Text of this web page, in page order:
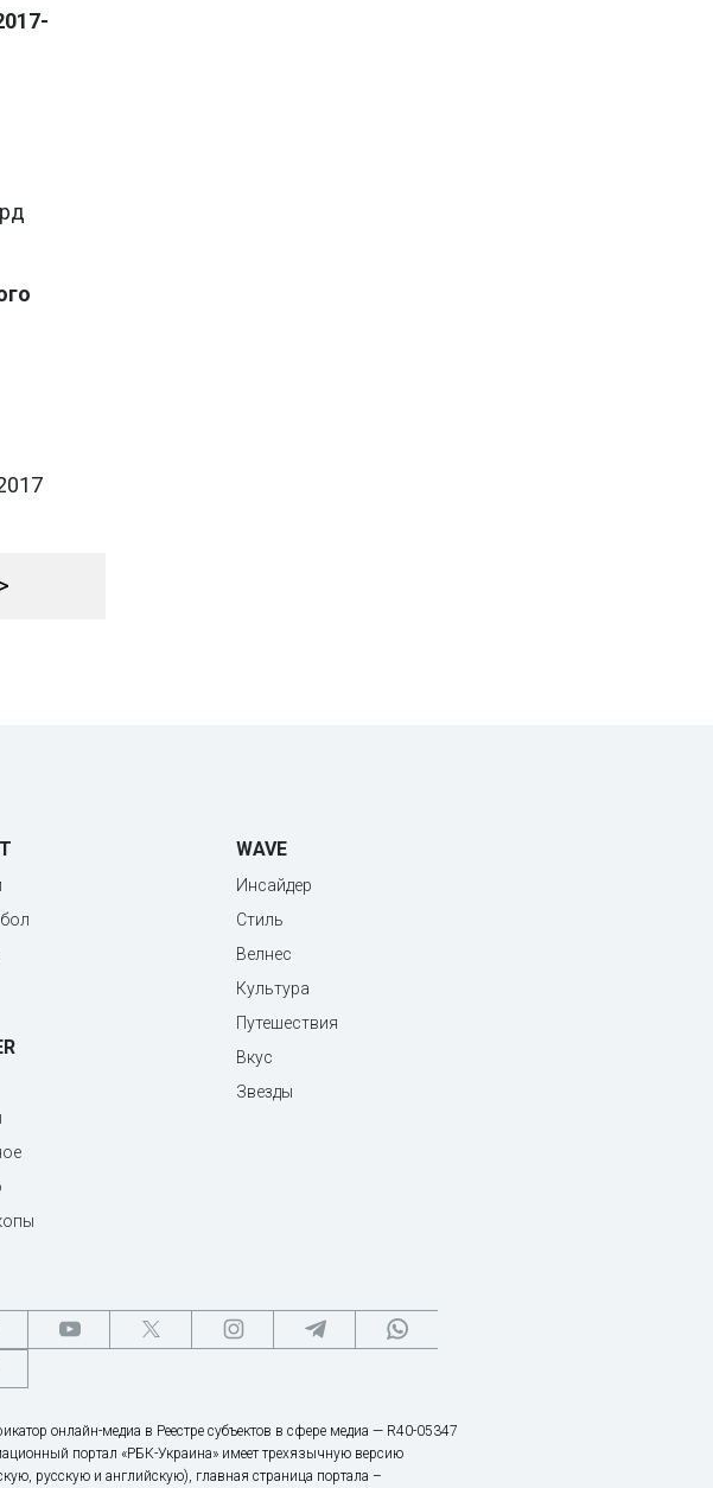
WAVE
Инсайдер
Стиль
Велнес
Культура
Путешествия
Вкус
Звезды
онлайн-медиа в Реестре субъектов в сфере медиа — R40-05347
портал «РБК-Украина» имеет трехязычную версию
русскую и английскую), главная страница портала –